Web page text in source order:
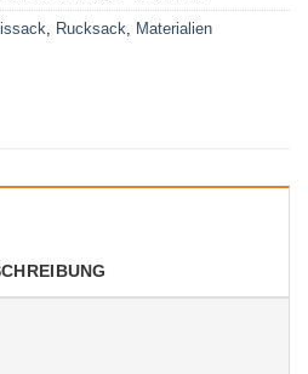
Rucksack Materialien